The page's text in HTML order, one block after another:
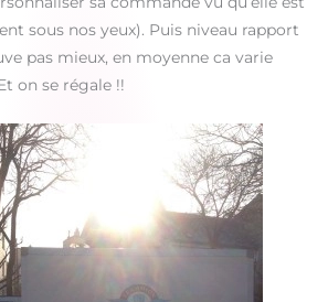
sous nos yeux). Puis niveau rapport
pas mieux, en moyenne ca varie
on se régale !!